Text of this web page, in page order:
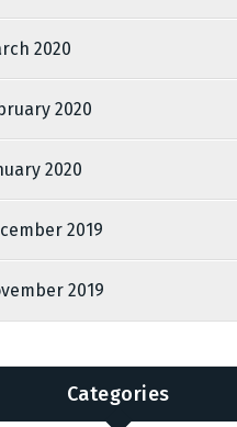
2020
2020
2020
2019
2019
Categories